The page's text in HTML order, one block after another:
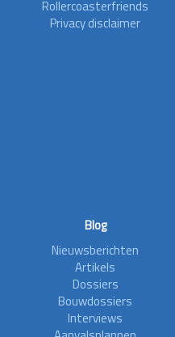
Rollercoasterfriends
Privacy disclaimer
Blog
Nieuwsberichten
Artikels
Dossiers
Bouwdossiers
Interviews